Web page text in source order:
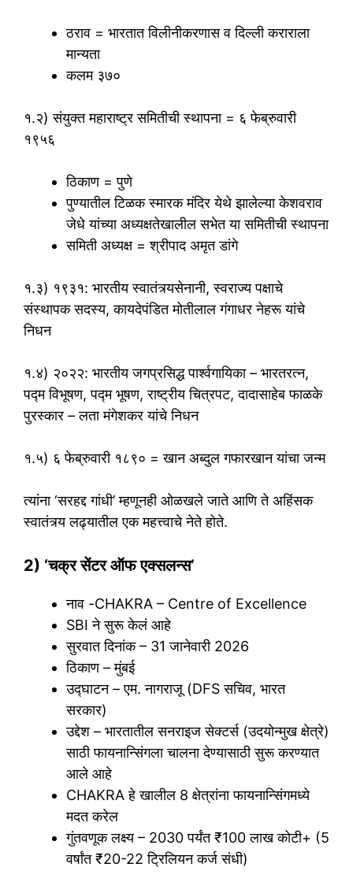
ठराव = भारतात विलीनीकरणास व दिल्ली कराराला
मान्यता
कलम ३७०
१.२) संयुक्त महाराष्ट्र समितीची स्थापना = ६ फेब्रुवारी
१९५६
ठिकाण = पुणे
पुण्यातील टिळक स्मारक मंदिर येथे झालेल्या केशवराव
जेधे यांच्या अध्यक्षतेखालील सभेत या समितीची स्थापना
समिती अध्यक्ष = श्रीपाद अमृत डांगे
१.३) १९३१: भारतीय स्वातंत्र्यसेनानी, स्वराज्य पक्षाचे
संस्थापक सदस्य, कायदेपंडित मोतीलाल गंगाधर नेहरू यांचे
निधन
१.४) २०२२: भारतीय जगप्रसिद्ध पार्श्वगायिका – भारतरत्न,
पद्म विभूषण, पद्म भूषण, राष्ट्रीय चित्रपट, दादासाहेब फाळके
पुरस्कार – लता मंगेशकर यांचे निधन
१.५) ६ फेब्रुवारी १८९० = खान अब्दुल गफारखान यांचा जन्म
त्यांना ‘सरहद्द गांधी’ म्हणूनही ओळखले जाते आणि ते अहिंसक
स्वातंत्र्य लढ्यातील एक महत्त्वाचे नेते होते.
2) ‘चक्र सेंटर ऑफ एक्सलन्स’
नाव -CHAKRA – Centre of Excellence
SBI ने सुरू केलं आहे
सुरवात दिनांक – 31 जानेवारी 2026
ठिकाण – मुंबई
उद्घाटन – एम. नागराजू (DFS सचिव, भारत
सरकार)
उद्देश – भारतातील सनराइज सेक्टर्स (उदयोन्मुख क्षेत्रे)
साठी फायनान्सिंगला चालना देण्यासाठी सुरू करण्यात
आले आहे
CHAKRA हे खालील 8 क्षेत्रांना फायनान्सिंगमध्ये
मदत करेल
गुंतवणूक लक्ष्य – 2030 पर्यंत ₹100 लाख कोटी+ (5
वर्षांत ₹20-22 ट्रिलियन कर्ज संधी)